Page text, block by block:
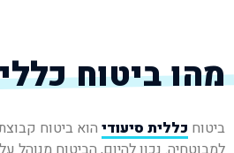
מהו ביטוח
ביטוח כללית סיעודי הוא ביטוח